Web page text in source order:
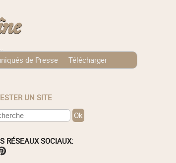
de Presse
Télécharger
TESTER UN SITE
RÉSEAUX SOCIAUX: